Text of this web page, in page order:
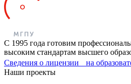
С 1995 года готовим
высоким стандартам высшего
Сведения о лицензии на
Наши проекты